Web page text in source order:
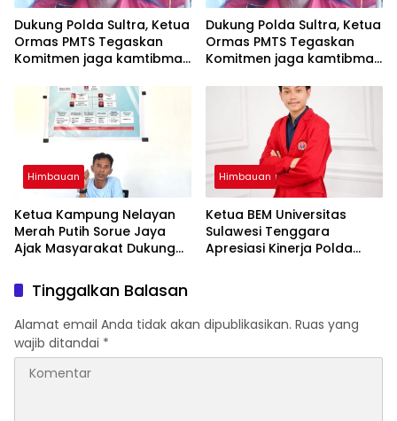
Dukung Polda Sultra, Ketua
Ormas PMTS Tegaskan
Komitmen jaga kamtibmas
Dukung Polda Sultra, Ketua
Ormas PMTS Tegaskan
Komitmen jaga kamtibmas
Himbauan
Ketua Kampung Nelayan
Merah Putih Sorue Jaya
Ajak Masyarakat Dukung
Jaga Kelestarian Laut
Himbauan
Ketua BEM Universitas
Sulawesi Tenggara
Apresiasi Kinerja Polda
Tinggalkan Balasan
Alamat email Anda tidak akan dipublikasikan. Ruas yang
wajib ditandai *